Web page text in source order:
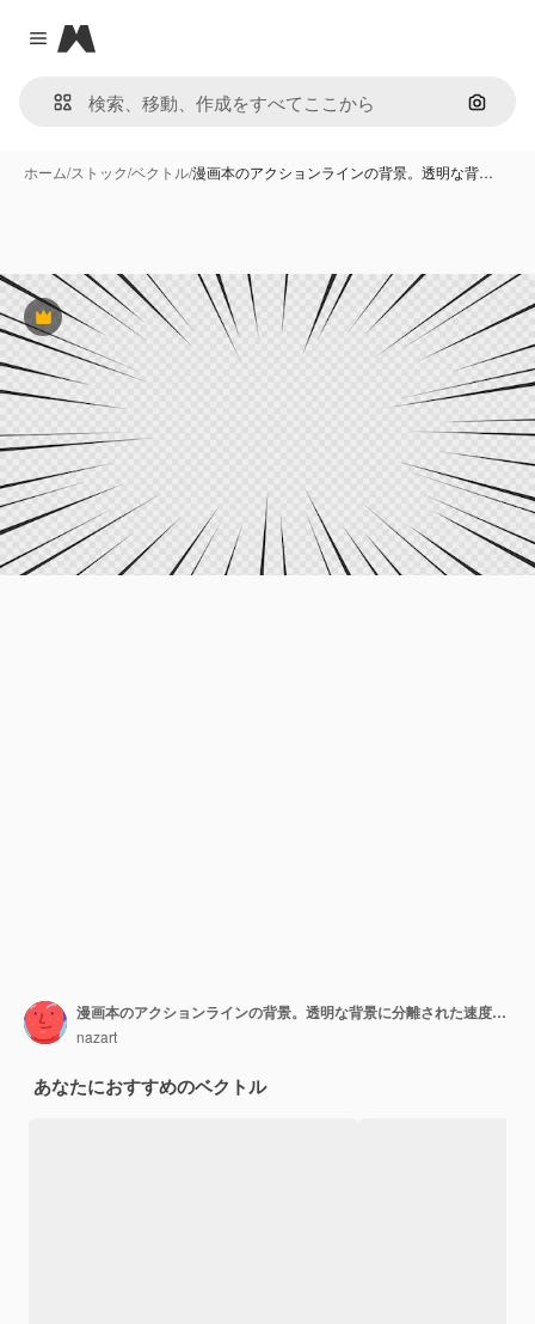
Close menu
Magnific
画像で
ホーム/ストック/ベクトル/漫画本のアクションラインの背景。透明な背…
Premium
漫画本のアクションラインの背景。透明な背景に分離された速度線漫画フレーム。
nazart
あなたにおすすめのベクトル